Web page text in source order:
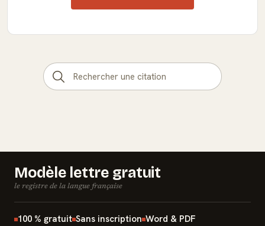
Modèle lettre gratuit
le registre de la langue française
100 % gratuit Sans inscription Word & PDF